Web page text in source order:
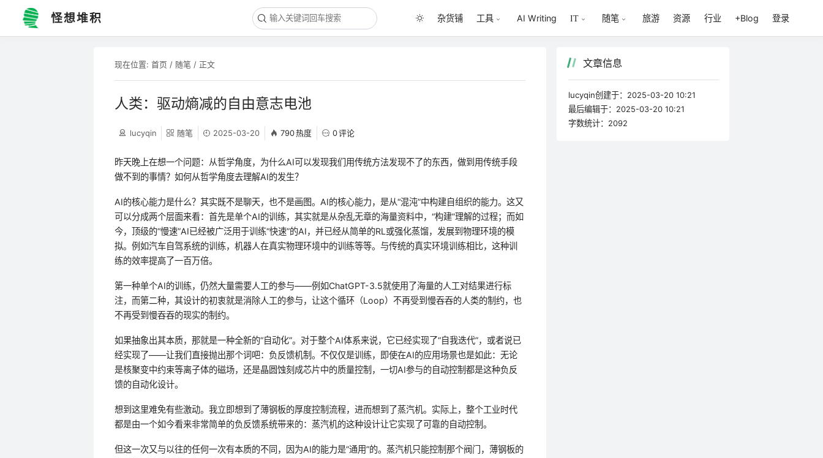
怪想堆积 杂货铺 工具 AI Writing IT 随笔 旅游 资源 行业 +Blog 登录
现在位置: 首页 / 随笔 / 正文
人类：驱动熵减的自由意志电池
lucyqin 随笔 2025-03-20 790热度 0评论
昨天晚上在想一个问题：从哲学角度，为什么AI可以发现我们用传统方法发现不了的东西，做到用传统手段
做不到的事情？如何从哲学角度去理解AI的发生？
AI的核心能力是什么？其实既不是聊天，也不是画图。AI的核心能力，是从“混沌”中构建自组织的能力。这又
可以分成两个层面来看：首先是单个AI的训练，其实就是从杂乱无章的海量资料中，“构建”理解的过程；而如
今，顶级的“慢速”AI已经被广泛用于训练“快速”的AI，并已经从简单的RL或强化蒸馏，发展到物理环境的模
拟。例如汽车自驾系统的训练，机器人在真实物理环境中的训练等等。与传统的真实环境训练相比，这种训
练的效率提高了一百万倍。
第一种单个AI的训练，仍然大量需要人工的参与——例如ChatGPT-3.5就使用了海量的人工对结果进行标
注，而第二种，其设计的初衷就是消除人工的参与，让这个循环（Loop）不再受到慢吞吞的人类的制约，也
不再受到慢吞吞的现实的制约。
如果抽象出其本质，那就是一种全新的“自动化”。对于整个AI体系来说，它已经实现了“自我迭代”，或者说已
经实现了——让我们直接抛出那个词吧：负反馈机制。不仅仅是训练，即使在AI的应用场景也是如此：无论
是核聚变中约束等离子体的磁场，还是晶圆蚀刻成芯片中的质量控制，一切AI参与的自动控制都是这种负反
馈的自动化设计。
想到这里难免有些激动。我立即想到了薄钢板的厚度控制流程，进而想到了蒸汽机。实际上，整个工业时代
都是由一个如今看来非常简单的负反馈系统带来的：蒸汽机的这种设计让它实现了可靠的自动控制。
但这一次又与以往的任何一次有本质的不同，因为AI的能力是“通用”的。蒸汽机只能控制那个阀门，薄钢板的
文章信息
lucyqin创建于： 2025-03-20 10:21
最后编辑于： 2025-03-20 10:21
字数统计： 2092